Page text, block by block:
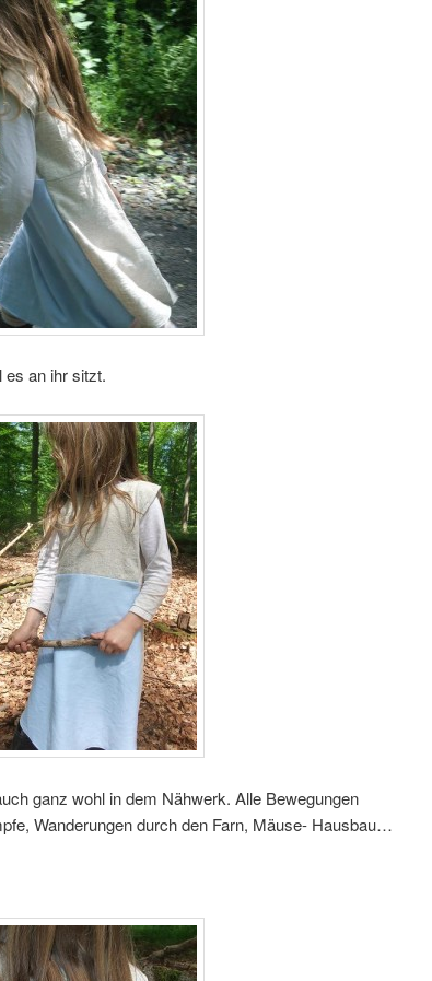
es an ihr sitzt.
ganz wohl in dem Nähwerk. Alle Bewegungen
Wanderungen durch den Farn, Mäuse- Hausbau…